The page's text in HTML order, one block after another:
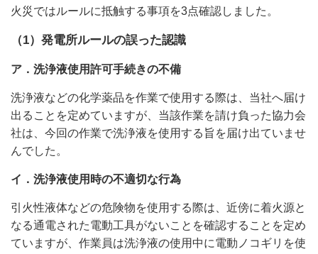
火災ではルールに抵触する事項を3点確認しました。
（1）発電所ルールの誤った認識
ア．洗浄液使用許可手続きの不備
洗浄液などの化学薬品を作業で使用する際は、当社へ届け
出ることを定めていますが、当該作業を請け負った協力会
社は、今回の作業で洗浄液を使用する旨を届け出ていませ
んでした。
イ．洗浄液使用時の不適切な行為
引火性液体などの危険物を使用する際は、近傍に着火源と
なる通電された電動工具がないことを確認することを定め
ていますが、作業員は洗浄液の使用中に電動ノコギリを使